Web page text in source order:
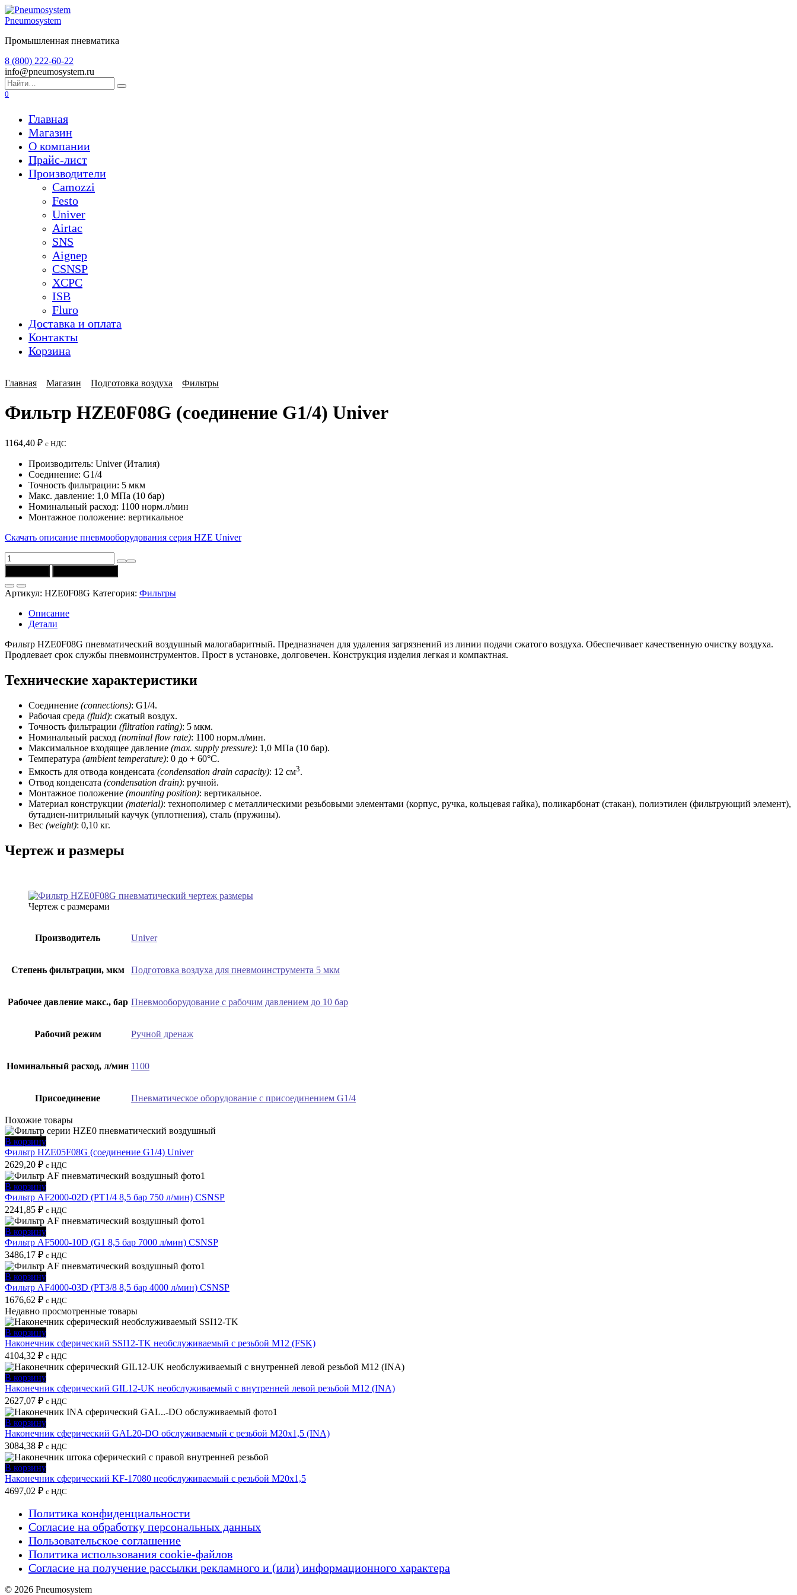
Перейти
к
Pneumosystem
Промышленная пневматика
8 (800) 222-60-22
info@pneumosystem.ru
Search
for:
0
Главная
Магазин
О компании
Прайс-лист
Производители
Camozzi
Festo
Univer
Airtac
SNS
Aignep
CSNSP
XCPC
ISB
Fluro
Доставка и оплата
Контакты
Корзина
Главная Магазин Подготовка воздуха Фильтры
Фильтр HZE0F08G (соединение G1/4) Univer
1164,40 ₽ с НДС
Производитель: Univer (Италия)
Соединение: G1/4
Точность фильтрации: 5 мкм
Макс. давление: 1,0 МПа (10 бар)
Номинальный расход: 1100 норм.л/мин
Монтажное положение: вертикальное
Скачать описание пневмооборудования серия HZE Univer
Количество
товара
Фильтр
HZE0F08G
(соединение
G1/4)
Univer
Артикул: HZE0F08G Категория: Фильтры
Описание
Детали
Фильтр HZE0F08G пневматический воздушный малогабаритный. Предназначен для удаления загрязнений из линии подачи сжатого воздуха. Обеспечивает качественную очистку воздуха.
Продлевает срок службы пневмоинструментов. Прост в установке, долговечен. Конструкция изделия легкая и компактная.
Технические характеристики
Соединение (connections): G1/4.
Рабочая среда (fluid): сжатый воздух.
Точность фильтрации (filtration rating): 5 мкм.
Номинальный расход (nominal flow rate): 1100 норм.л/мин.
Максимальное входящее давление (max. supply pressure): 1,0 МПа (10 бар).
Температура (ambient temperature): 0 до + 60°C.
Емкость для отвода конденсата (condensation drain capacity): 12 см3.
Отвод конденсата (condensation drain): ручной.
Монтажное положение (mounting position): вертикальное.
Материал конструкции (material): технополимер с металлическими резьбовыми элементами (корпус, ручка, кольцевая гайка), поликарбонат (стакан), полиэтилен (фильтрующий элемент),
бутадиен-нитрильный каучук (уплотнения), сталь (пружины).
Вес (weight): 0,10 кг.
Чертеж и размеры
Чертеж с размерами
Производитель Univer
Степень фильтрации, мкм Подготовка воздуха для пневмоинструмента 5 мкм
Рабочее давление макс., бар Пневмооборудование с рабочим давлением до 10 бар
Рабочий режим Ручной дренаж
Номинальный расход, л/мин 1100
Присоединение Пневматическое оборудование с присоединением G1/4
Похожие товары
В корзину
Фильтр HZE05F08G (соединение G1/4) Univer
2629,20 ₽ с НДС
В корзину
Фильтр AF2000-02D (PT1/4 8,5 бар 750 л/мин) CSNSP
2241,85 ₽ с НДС
В корзину
Фильтр AF5000-10D (G1 8,5 бар 7000 л/мин) CSNSP
3486,17 ₽ с НДС
В корзину
Фильтр AF4000-03D (PT3/8 8,5 бар 4000 л/мин) CSNSP
1676,62 ₽ с НДС
Недавно просмотренные товары
В корзину
Наконечник сферический SSI12-TK необслуживаемый с резьбой M12 (FSK)
4104,32 ₽ с НДС
В корзину
Наконечник сферический GIL12-UK необслуживаемый с внутренней левой резьбой M12 (INA)
2627,07 ₽ с НДС
В корзину
Наконечник сферический GAL20-DO обслуживаемый с резьбой M20x1,5 (INA)
3084,38 ₽ с НДС
В корзину
Наконечник сферический KF-17080 необслуживаемый с резьбой M20x1,5
4697,02 ₽ с НДС
Политика конфиденциальности
Согласие на обработку персональных данных
Пользовательское соглашение
Политика использования cookie-файлов
Согласие на получение рассылки рекламного и (или) информационного характера
© 2026 Pneumosystem